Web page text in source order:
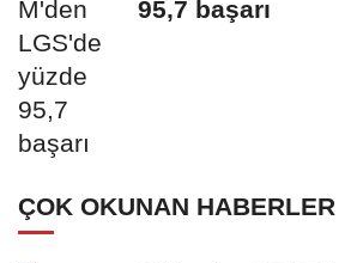
95,7 başarı
ÇOK OKUNAN HABERLER